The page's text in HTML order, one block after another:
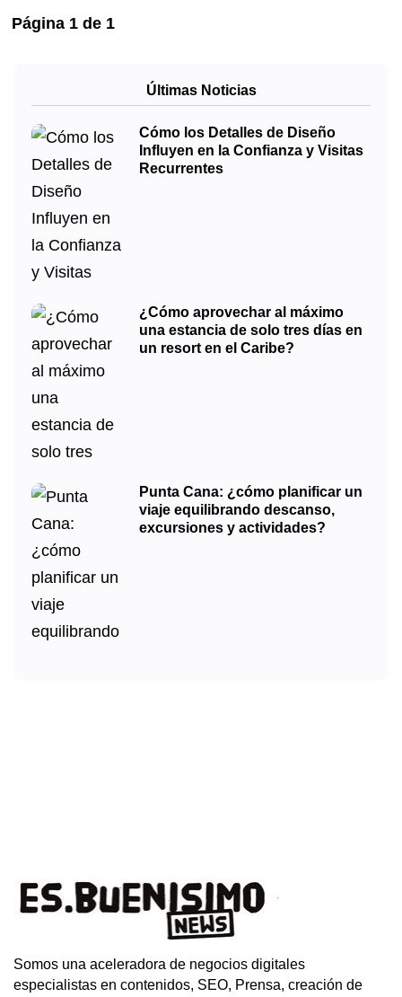
Página 1 de 1
Últimas Noticias
Cómo los Detalles de Diseño
Influyen en la Confianza y Visitas
Recurrentes
¿Cómo aprovechar al máximo
una estancia de solo tres días en
un resort en el Caribe?
Punta Cana: ¿cómo planificar un
viaje equilibrando descanso,
excursiones y actividades?
Somos una aceleradora de negocios digitales
especialistas en contenidos, SEO, Prensa, creación de